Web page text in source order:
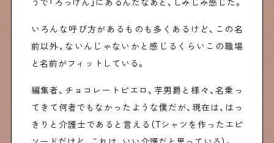
うで「ろっけん」にあるんだなあと、しみじみ感じた。
いろんな呼び方があるものも多くあるけど、この名
前以外、ないんじゃないかと感じるくらいこの職場
と名前がフィットしている。
編集者、チョコレートピエロ、芋男爵と様々、名乗っ
てきて何者でもなかったような僕だが、現在は、はっ
きりと介護士であると言える（Tシャツを作ったエピ